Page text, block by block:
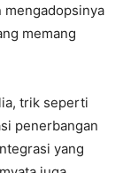
memang
trik seperti
penerbangan
yang